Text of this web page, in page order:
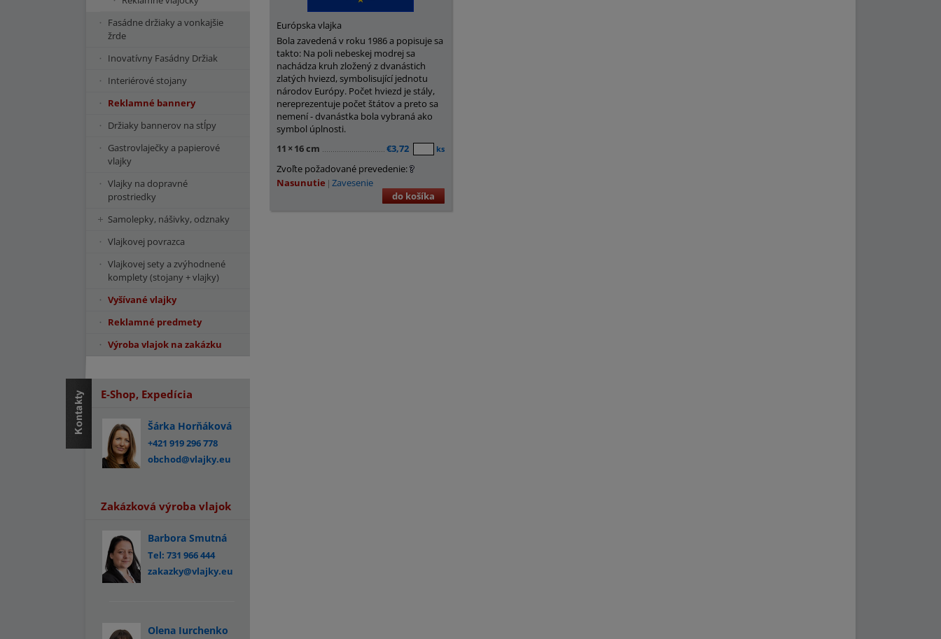
Európska vlajka
Bola zavedená v roku 1986 a popisuje sa
takto: Na poli nebeskej modrej sa
nachádza kruh zložený z dvanástich
zlatých hviezd, symbolisující jednotu
národov Európy. Počet hviezd je stály,
nereprezentuje počet štátov a preto sa
nemení - dvanástka bola vybraná ako
symbol úplnosti.
11 × 16 cm €3,72 ks
Zvoľte požadované prevedenie:
Nasunutie Zavesenie
do košíka
Fasádne držiaky a vonkajšie
žrde
Inovatívny Fasádny Držiak
Interiérové stojany
Reklamné bannery
Držiaky bannerov na stĺpy
Gastrovlaječky a papierové
vlajky
Vlajky na dopravné
prostriedky
Samolepky, nášivky, odznaky
Vlajkovej povrazca
Vlajkovej sety a zvýhodnené
komplety (stojany + vlajky)
Vyšívané vlajky
Reklamné predmety
Výroba vlajok na zakázku
E-Shop, Expedícia
Šárka Horňáková
+421 919 296 778
obchod@vlajky.eu
Zakázková výroba vlajok
Barbora Smutná
Tel: 731 966 444
zakazky@vlajky.eu
Olena Iurchenko